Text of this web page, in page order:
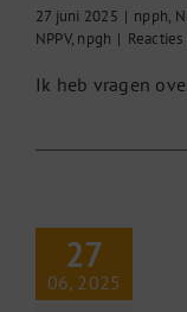
27 juni 2025 | npph,
NPPV, npgh |
Ik heb vragen
27
06, 2025